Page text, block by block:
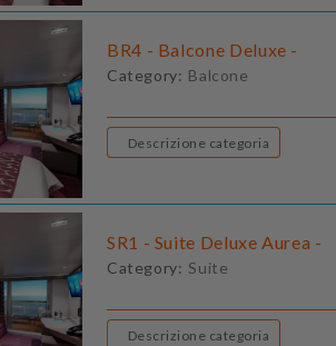
BR4 - Balcone Deluxe -
Category: Balcone
Descrizione categoria
SR1 - Suite Deluxe Aurea -
Category: Suite
Descrizione categoria